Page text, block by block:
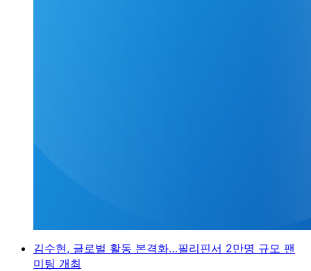
김수현, 글로벌 활동 본격화…필리핀서 2만명 규모 팬
미팅 개최